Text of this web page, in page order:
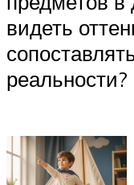
видеть
реальности?